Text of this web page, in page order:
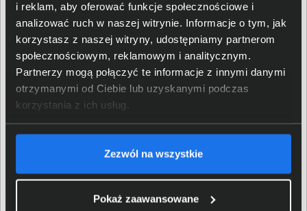
i reklam, aby oferować funkcje społecznościowe i
analizować ruch w naszej witrynie. Informacje o tym, jak
korzystasz z naszej witryny, udostępniamy partnerom
społecznościowym, reklamowym i analitycznym.
Partnerzy mogą połączyć te informacje z innymi danymi
otrzymanymi od Ciebie lub uzyskanymi podczas
korzystania z ich usług.
Zezwól na wszystkie
Pokaż zaawansowane
drukarka etykiet Zebra ZD421
czytnik kodów kreskowych Zebra DS2208
To rozwiązanie jest tanie, szybkie do wdrożenia i – co
najważniejsze – efektywne.
Kiedy Quick Scan przestaje
wystarczać?
Problem zaczyna się wtedy, gdy liczba dokumentów